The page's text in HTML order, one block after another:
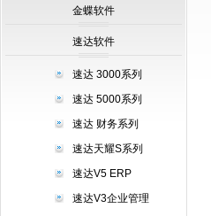
金蝶软件
速达软件
速达 3000系列
速达 5000系列
速达 财务系列
速达天耀S系列
速达V5 ERP
速达V3企业管理